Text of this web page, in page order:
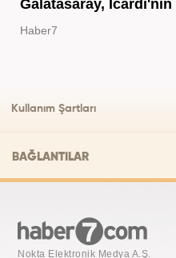
Galatasaray, Icardi'nin
Haber7
Kullanım Şartları
BAĞLANTILAR
Nokta Elektronik Medya A.Ş.